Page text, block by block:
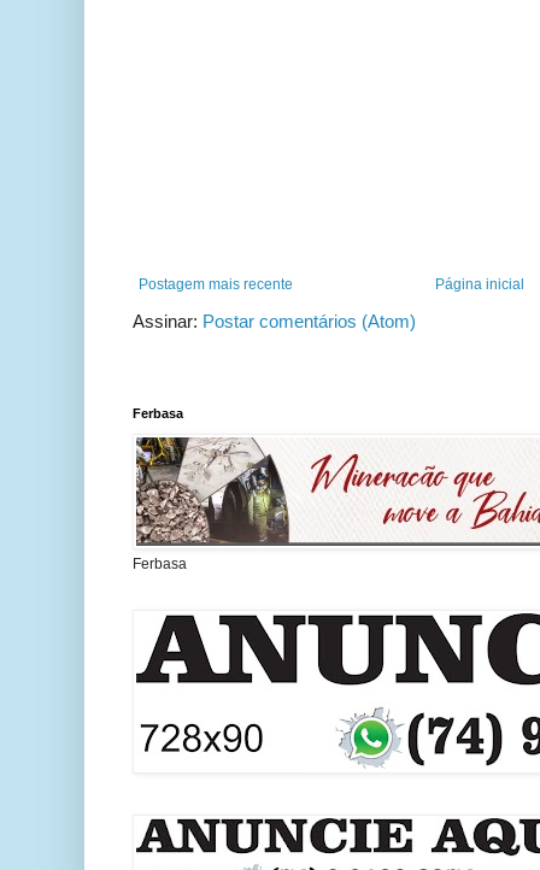
Postagem mais recente Página inicial
Assinar: Postar comentários (Atom)
Ferbasa
Ferbasa